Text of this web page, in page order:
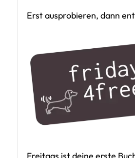
Erst ausprobieren, dann
Freitags ist deine erste